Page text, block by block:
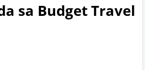
sa Budget Travel